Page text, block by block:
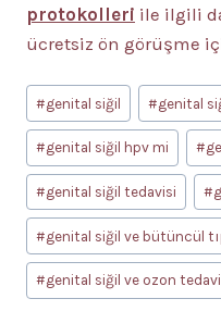
protokolleri ile ilgili
ücretsiz ön görüşme
Post
Tags:
#genital siğil #genital
#genital siğil hpv mi #
#genital siğil tedavisi #
#genital siğil ve bütüncül
#genital siğil ve ozon